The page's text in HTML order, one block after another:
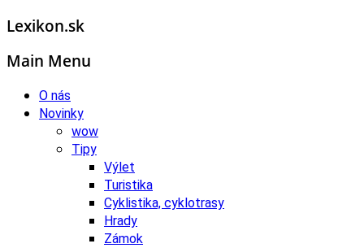
Lexikon.sk
Main Menu
O nás
Novinky
wow
Tipy
Výlet
Turistika
Cyklistika, cyklotrasy
Hrady
Zámok